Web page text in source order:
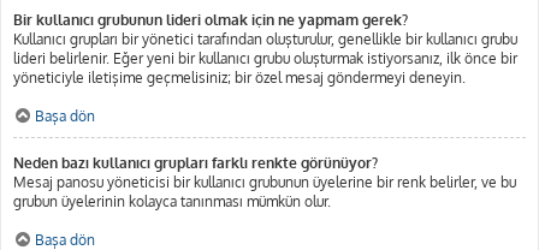
Bir kullanıcı grubunun lideri olmak için ne yapmam gerek?
Kullanıcı grupları bir yönetici tarafından oluşturulur, genellikle bir kullanıcı grubu
lideri belirlenir. Eğer yeni bir kullanıcı grubu oluşturmak istiyorsanız, ilk önce bir
yöneticiyle iletişime geçmelisiniz; bir özel mesaj göndermeyi deneyin.
Başa dön
Neden bazı kullanıcı grupları farklı renkte görünüyor?
Mesaj panosu yöneticisi bir kullanıcı grubunun üyelerine bir renk belirler, ve bu
grubun üyelerinin kolayca tanınması mümkün olur.
Başa dön